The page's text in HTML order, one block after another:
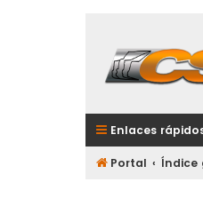
Enlaces
Portal Índice